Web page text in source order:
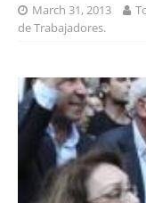
March 31, 2013
de Trabajadores.